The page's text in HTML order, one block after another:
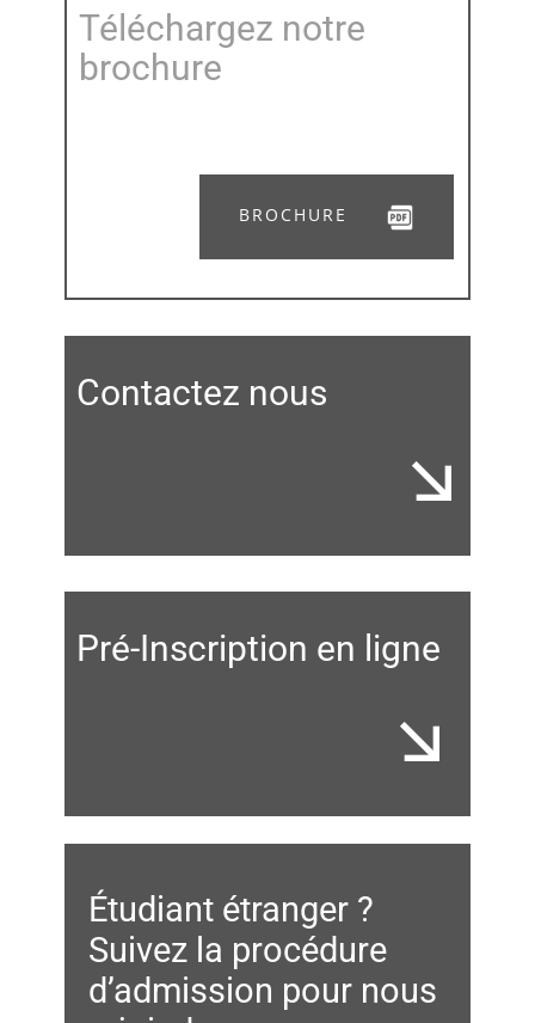
Téléchargez notre
brochure
BROCHURE
Contactez nous
Pré-Inscription en ligne
Étudiant étranger ?
Suivez la procédure
d’admission pour nous